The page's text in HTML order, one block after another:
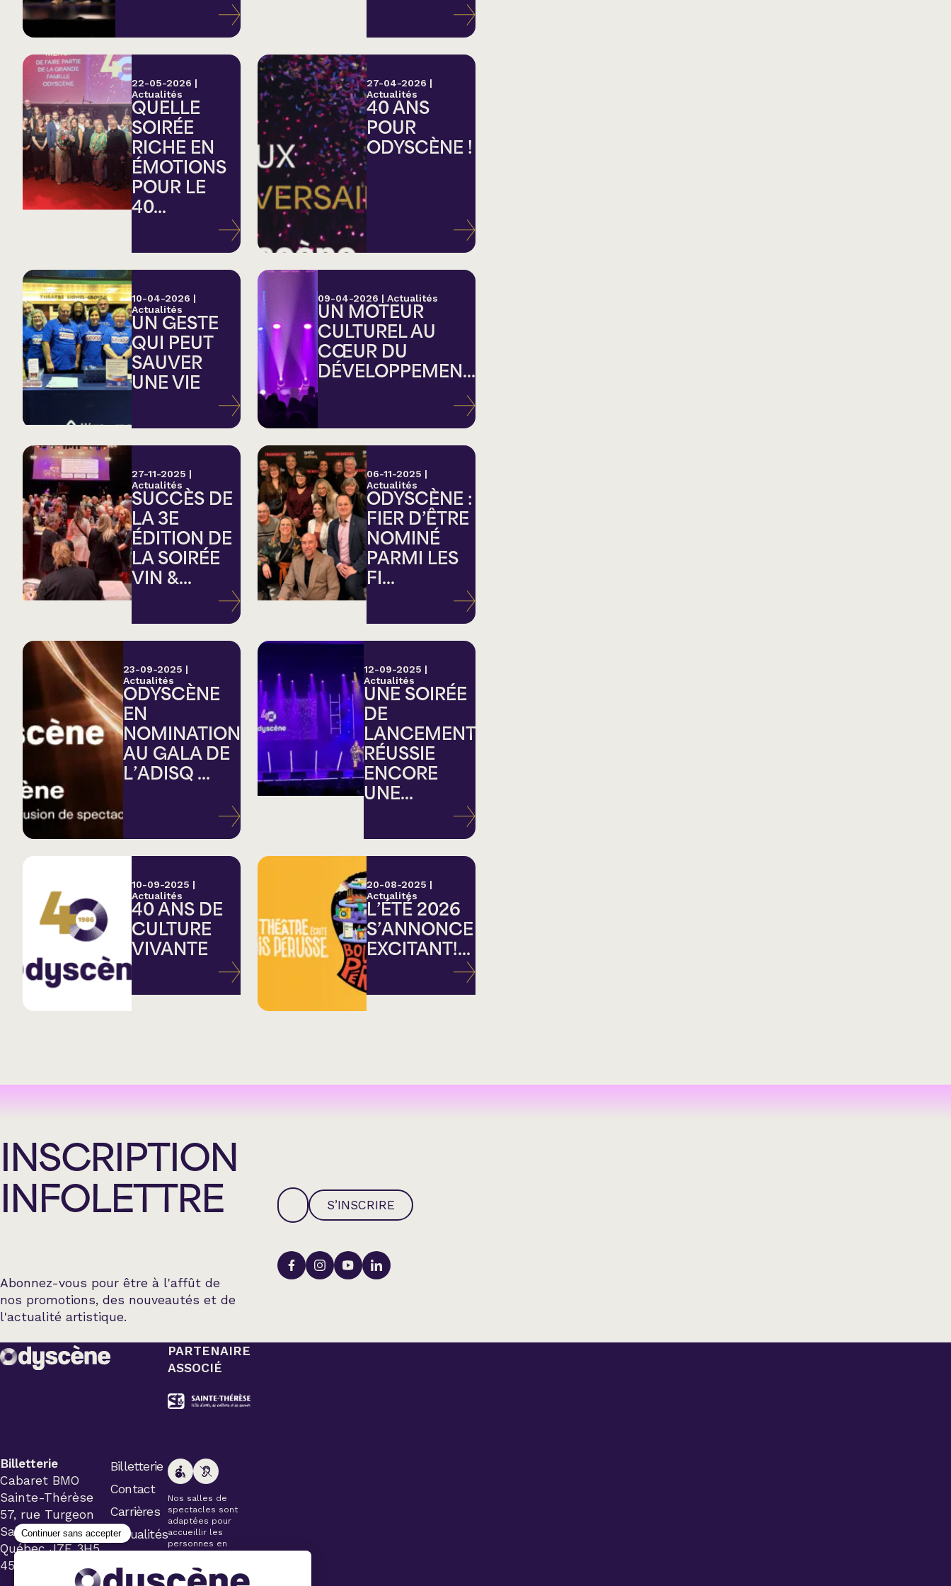
Hommage
Théâtre
Saison estivale
Apéro et perfo
Musique (Blues, folk,
traditionnelle)
Country
Famille
Spectacles en location
22-05-2026 |
Actualités
QUELLE
SOIRÉE
RICHE EN
ÉMOTIONS
POUR LE
40...
27-04-2026 |
Actualités
40 ANS
POUR
ODYSCÈNE !
10-04-2026 |
Actualités
UN GESTE
QUI PEUT
SAUVER
UNE VIE
09-04-2026 | Actualités
UN MOTEUR
CULTUREL AU
CŒUR DU
DÉVELOPPEMEN...
27-11-2025 |
Actualités
SUCCÈS DE
LA 3E
ÉDITION DE
LA SOIRÉE
VIN &...
06-11-2025 |
Actualités
ODYSCÈNE :
FIER D’ÊTRE
NOMINÉ
PARMI LES
FI...
23-09-2025 |
Actualités
ODYSCÈNE
EN
NOMINATION
AU GALA DE
L’ADISQ ...
12-09-2025 |
Actualités
UNE SOIRÉE
DE
LANCEMENT
RÉUSSIE
ENCORE
UNE...
10-09-2025 |
Actualités
40 ANS DE
CULTURE
VIVANTE
20-08-2025 |
Actualités
L’ÉTÉ 2026
S’ANNONCE
EXCITANT!...
INSCRIPTION
INFOLETTRE
Abonnez-vous pour être à l'affût de
nos promotions, des nouveautés et de
l'actualité artistique.
S’INSCRIRE
Billetterie
Cabaret BMO
Sainte-Thérèse
57, rue Turgeon
Sainte-Thérèse
Québec J7E 3H5
450 434-4006
Billetterie
Contact
Carrières
Actualités
PARTENAIRE
ASSOCIÉ
Nos salles de
spectacles sont
adaptées pour
accueillir les
personnes en
Veuillez
simplement aviser